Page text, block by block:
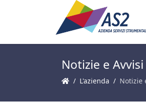
Notizie e Avvisi
L'azienda Notizie